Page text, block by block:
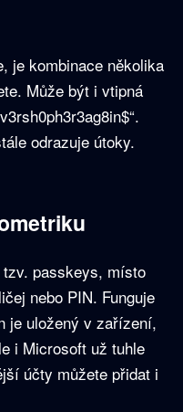
je kombinace několika
Může být i vtipná
odrazuje útoky.
passkeys, místo
nebo PIN. Funguje
je uložený v zařízení,
i Microsoft už tuhle
účty můžete přidat i